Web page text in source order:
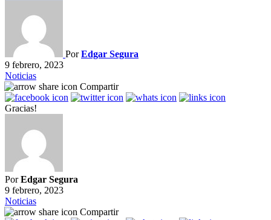
PorEdgar Segura
9 febrero, 2023
Noticias
Compartir
Gracias!
PorEdgar Segura
9 febrero, 2023
Noticias
Compartir